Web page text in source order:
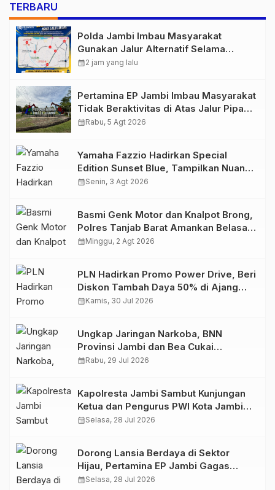
TERBARU
Polda Jambi Imbau Masyarakat
Gunakan Jalur Alternatif Selama
Pelaksanaan Presisi Merdeka Run
calendar_month2 jam yang lalu
Pertamina EP Jambi Imbau Masyarakat
Tidak Beraktivitas di Atas Jalur Pipa
Migas Demi Keselamatan Bersama
calendar_monthRabu, 5 Agt 2026
Yamaha Fazzio Hadirkan Special
Edition Sunset Blue, Tampilkan Nuansa
Retro Summer yang Semakin Skena
calendar_monthSenin, 3 Agt 2026
Basmi Genk Motor dan Knalpot Brong,
Polres Tanjab Barat Amankan Belasan
Kendaraan
calendar_monthMinggu, 2 Agt 2026
PLN Hadirkan Promo Power Drive, Beri
Diskon Tambah Daya 50% di Ajang
GIIAS 2026
calendar_monthKamis, 30 Jul 2026
Ungkap Jaringan Narkoba, BNN
Provinsi Jambi dan Bea Cukai
Amankan Sembilan Pelaku beserta
calendar_monthRabu, 29 Jul 2026
Kapolresta Jambi Sambut Kunjungan
Ketua dan Pengurus PWI Kota Jambi
Perkuat Sinergi dan Kolaborasi
calendar_monthSelasa, 28 Jul 2026
Dorong Lansia Berdaya di Sektor
Hijau, Pertamina EP Jambi Gagas
Lansiapreneur Batik Eco-Print
calendar_monthSelasa, 28 Jul 2026